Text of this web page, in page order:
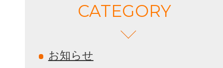
CATEGORY
お知らせ